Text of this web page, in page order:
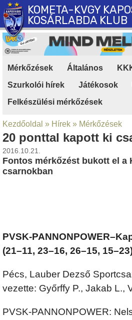
KOMETA-KVGY
KOSÁRLABDA KLUB
Mérkőzések Általános
Szurkolói hírek
Játékosok
Felkészülési mérkőzések
Kezdőoldal » Hírek » Mérkőzések
20 ponttal kapott ki
2016.10.21.
Fontos mérkőzést bukott el a
csarnokban
PVSK-
(21–11, 23–16, 26–15,
Pécs, Lauber Dezső
vezette: Győrffy P., Jakab L.,
PVSK-PANNONPOWER: